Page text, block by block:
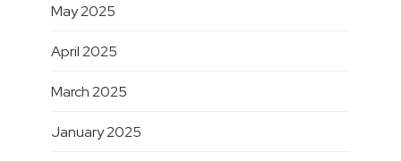
May 2025
April 2025
March 2025
January 2025